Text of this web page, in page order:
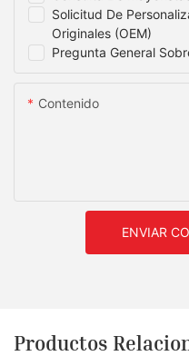
Solicitud De
Originales (OEM)
Pregunta General
Contenido
ENVIAR
Productos